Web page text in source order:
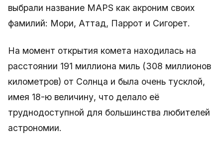
выбрали название MAPS как акроним своих
фамилий: Мори, Аттад, Паррот и Сигорет.
На момент открытия комета находилась на
расстоянии 191 миллиона миль (308 миллионов
километров) от Солнца и была очень тусклой,
имея 18-ю величину, что делало её
труднодоступной для большинства любителей
астрономии.